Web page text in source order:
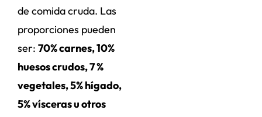
de comida cruda. Las
proporciones pueden
ser: 70% carnes, 10%
huesos crudos, 7 %
vegetales, 5% hígado,
5% vísceras u otros